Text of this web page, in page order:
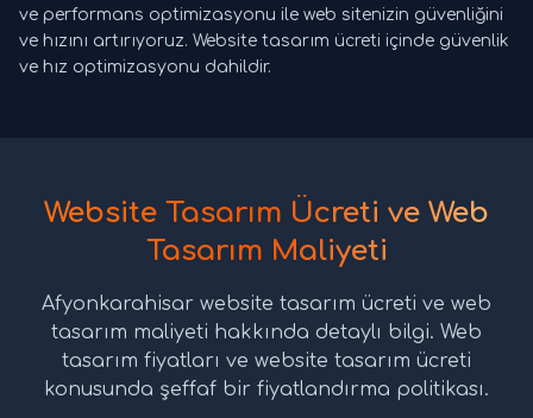
ve performans optimizasyonu ile web sitenizin güvenliğini
ve hızını artırıyoruz. Website tasarım ücreti içinde güvenlik
ve hız optimizasyonu dahildir.
Website Tasarım Ücreti ve Web
Tasarım Maliyeti
Afyonkarahisar website tasarım ücreti ve web
tasarım maliyeti hakkında detaylı bilgi. Web
tasarım fiyatları ve website tasarım ücreti
konusunda şeffaf bir fiyatlandırma politikası.